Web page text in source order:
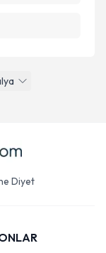
Diyet